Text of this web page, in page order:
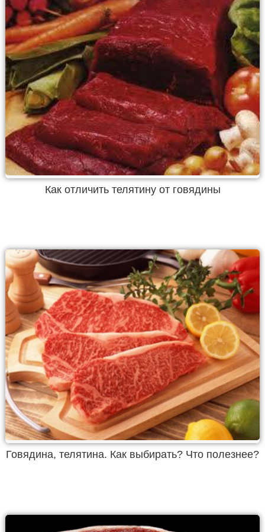
Как отличить телятину от говядины
Говядина, телятина. Как выбирать? Что полезнее?